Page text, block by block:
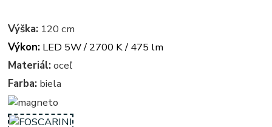
Výška: 120 cm
Výkon: LED 5W / 2700 K / 475 lm
Materiál: oceľ
Farba: biela